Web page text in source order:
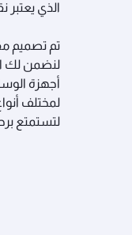
الذي يعتبر
تم تصميم
لنضمن لك
أجهزة
لتستمتع